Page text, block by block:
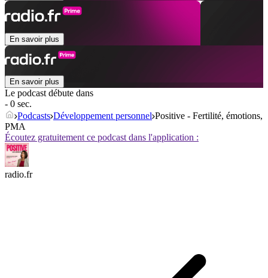
En savoir plus
En savoir plus
Le podcast débute dans
- 0 sec.
Podcasts Développement personnel Positive - Fertilité, émotions,
PMA
Écoutez gratuitement ce podcast dans l'application :
radio.fr